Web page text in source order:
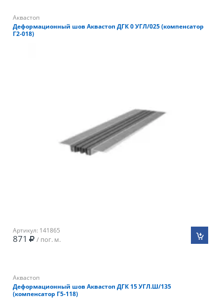
Аквастоп
Деформационный шов Аквастоп ДГК 0 УГЛ/025 (компенсатор
Г2-018)
Артикул: 141865
871 / пог. м.
Аквастоп
Деформационный шов Аквастоп ДГК 15 УГЛ.Ш/135
(компенсатор Г5-118)